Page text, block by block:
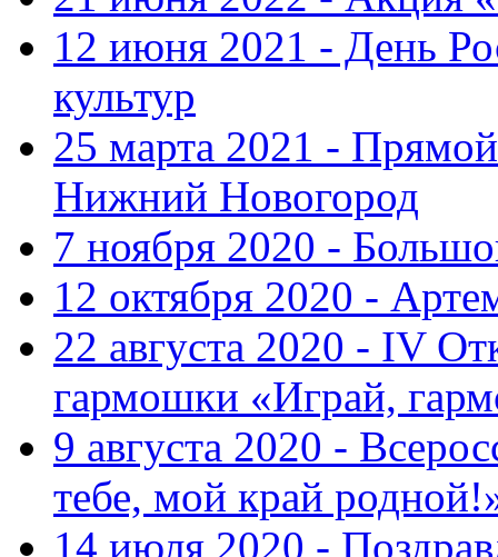
12 июня 2021 - День
культур
25 марта 2021 -
Нижний Новогород
7 ноября 2020 -
12 октября 2020 -
22 августа 2020 - IV
гармошки «Играй,
9 августа 2020 -
тебе, мой край
14 июля 2020 -